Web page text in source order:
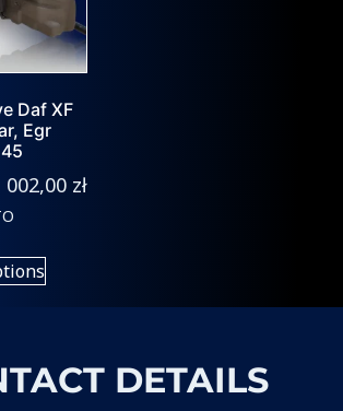
Daf XF
Egr
002,00 zł
DETAILS